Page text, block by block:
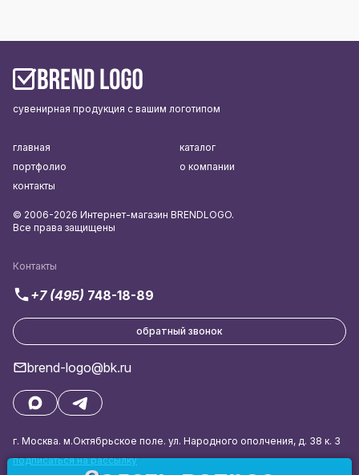
сувенирная продукция с вашим логотипом
Контакты
+7 (495) 748-18-89
обратный звонок
brend-logo@bk.ru
г. Москва. м.Октябрьское поле. ул. Народного ополчения, д. 38 к. 3
подписаться на рассылку
главная
каталог
портфолио
о компании
контакты
© 2006-2026 Интернет-магазин BRENDLOGO.
Все права защищены